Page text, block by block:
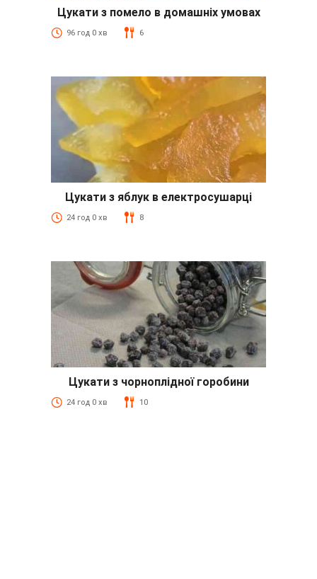
Цукати з помело в домашніх умовах
96 год 0 хв 6
Цукати з яблук в електросушарці
24 год 0 хв 8
Цукати з чорноплідної горобини
24 год 0 хв 10